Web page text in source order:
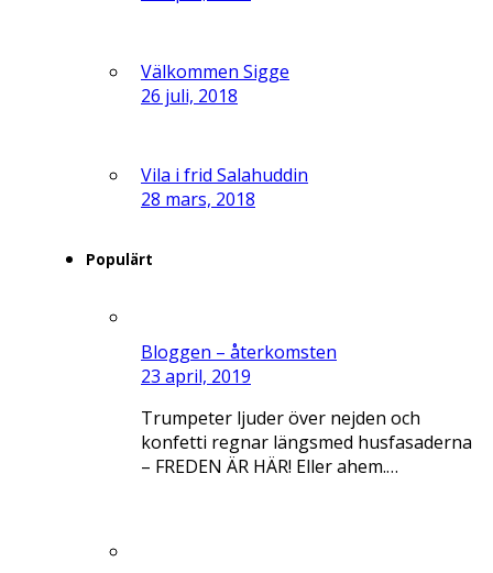
Välkommen Sigge
26 juli, 2018
Vila i frid Salahuddin
28 mars, 2018
Populärt
Bloggen – återkomsten
23 april, 2019
Trumpeter ljuder över nejden och
konfetti regnar längsmed husfasaderna
– FREDEN ÄR HÄR! Eller ahem.…